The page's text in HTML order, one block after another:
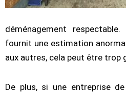
déménagement
fournit une estimation
aux autres, cela peut être trop
De plus, si une entreprise